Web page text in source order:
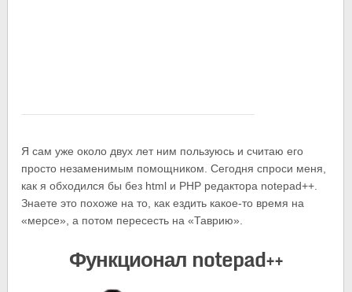
Я сам уже около двух лет ним пользуюсь и считаю его
просто незаменимым помощником. Сегодня спроси меня,
как я обходился бы без html и PHP редактора notepad++.
Знаете это похоже на то, как ездить какое-то время на
«мерсе», а потом пересесть на «Таврию».
Функционал notepad++